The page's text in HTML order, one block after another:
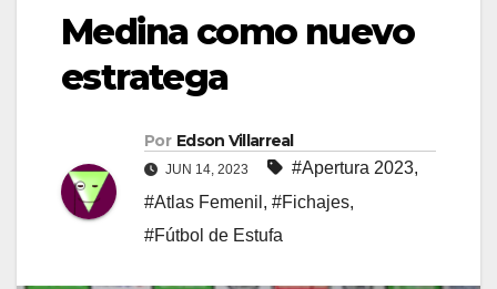
Medina como nuevo
estratega
Por Edson Villarreal
JUN 14, 2023 #Apertura 2023,
#Atlas Femenil , #Fichajes,
#Fútbol de Estufa